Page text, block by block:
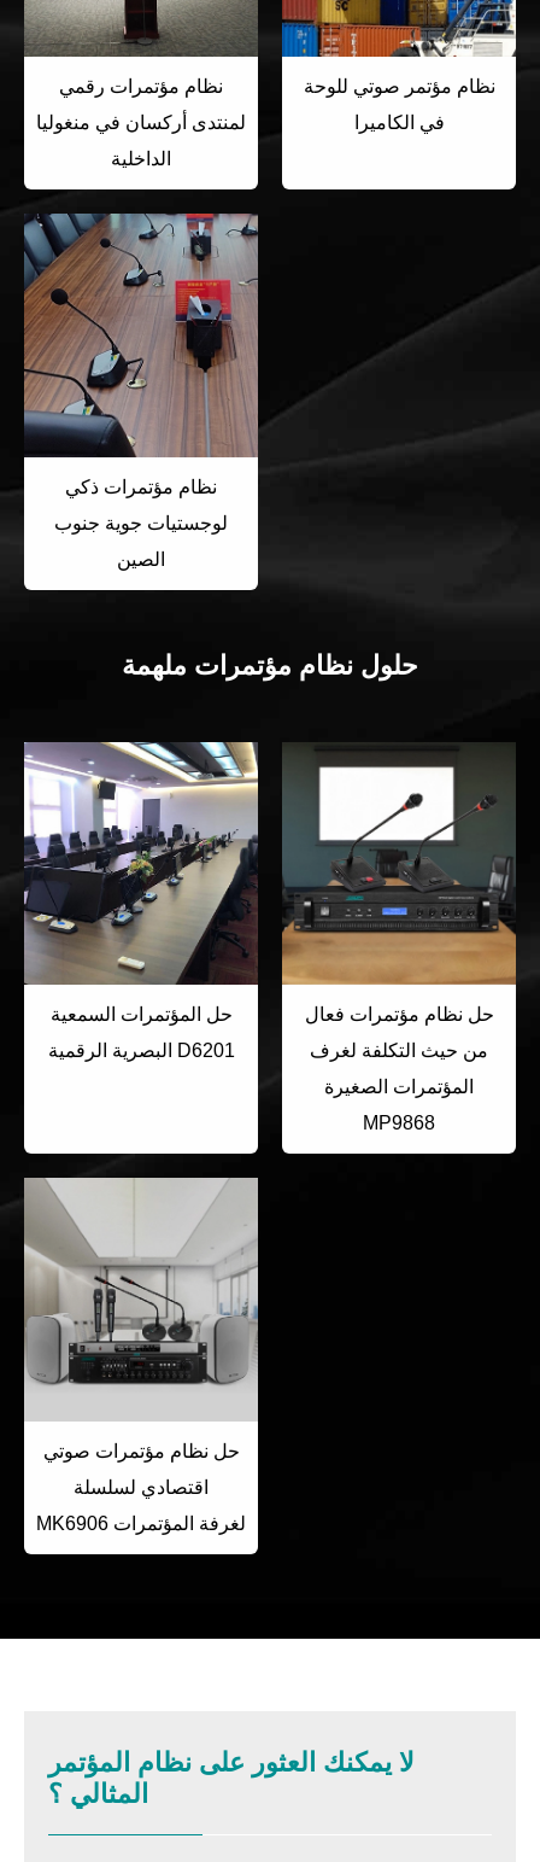
نظام مؤتمرات رقمي
لمنتدى أركسان في منغوليا
الداخلية
نظام مؤتمر صوتي للوحة
في الكاميرا
نظام مؤتمرات ذكي
لوجستيات جوية جنوب
الصين
حلول نظام مؤتمرات ملهمة
حل المؤتمرات السمعية
البصرية الرقمية D6201
حل نظام مؤتمرات فعال
من حيث التكلفة لغرف
المؤتمرات الصغيرة
MP9868
حل نظام مؤتمرات صوتي
اقتصادي لسلسلة
MK6906 لغرفة المؤتمرات
لا يمكنك العثور على نظام المؤتمر
المثالي ؟